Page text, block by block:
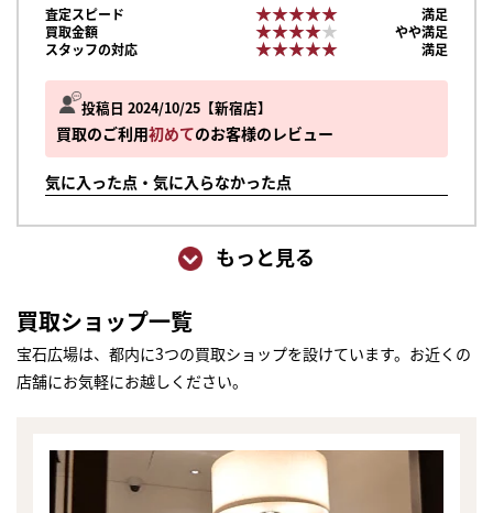
投稿日 2024/10/25 新宿店
買取のご利用初めてのお客様のレビュー
気に入った点・気に入らなかった点
査定スピード ★★★★★
★★★★★
満足
買取金額
★★★★★
★★★★★
やや満足
スタッフの対応
★★★★★
★★★★★ 満足
もっと見る
買取ショップ一覧
宝石広場は、都内に3つの買取ショップを設けています。お近くの
店舗にお気軽にお越しください。